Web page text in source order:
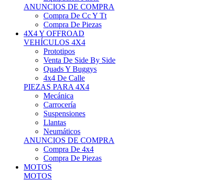
Compra De Cc Y Tt
Compra De Piezas
4X4 Y OFFROAD
VEHÍCULOS 4X4
Prototipos
Venta De Side By Side
Quads Y Buggys
4x4 De Calle
PIEZAS PARA 4X4
Mecánica
Carrocería
Suspensiones
Llantas
Neumáticos
ANUNCIOS DE COMPRA
Compra De 4x4
Compra De Piezas
MOTOS
MOTOS
Motos De Circuito